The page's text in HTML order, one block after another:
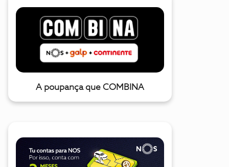
A poupança que COMBINA